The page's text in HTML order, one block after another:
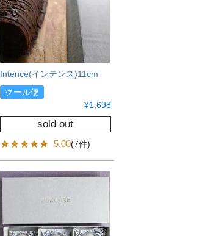
Intence(インテンス)11cm
クール便
¥1,698
sold out
5.00(7件)